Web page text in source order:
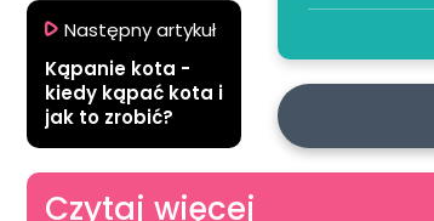
Następny artykuł
Kąpanie kota -
kiedy kąpać kota i
jak to zrobić?
Czytaj więcej